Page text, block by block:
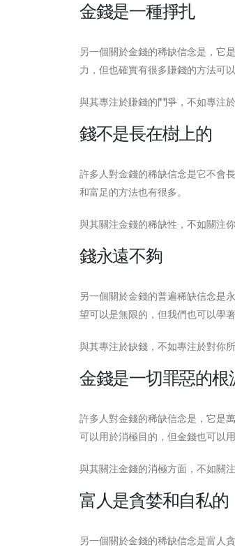
金錢是一種掙扎
另一個關於金錢的稀缺信念是，它
力，但也確實有很多賺錢的方法可
與其專注於賺錢的鬥爭，不如專注
錢不是長在樹上的
許多人對金錢的稀缺信念是它不會
和富足的方法也有很多。
與其關注金錢的稀缺性，不如關注
錢永遠不夠
另一個關於金錢的普遍稀缺信念是
望可以是無限的，但我們也可以學著
與其專注於缺錢，不如專注於對你
金錢是一切罪惡的根
許多人對金錢的稀缺信念是，它是
可以用於消極目的，但金錢也可以用
與其關注金錢的消極方面，不如關
富人是貪婪和自私的
另一個關於金錢的稀缺信念是富人